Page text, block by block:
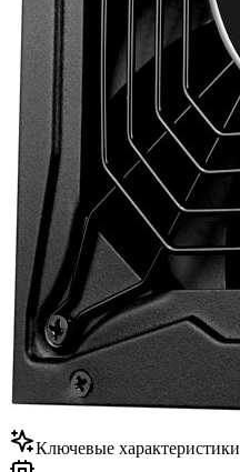
Ключевые характеристики